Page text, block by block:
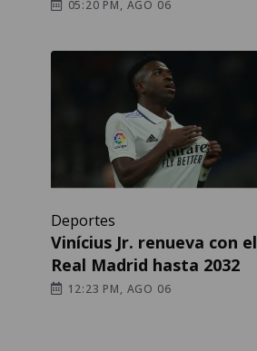
05:20 PM, AGO 06
Deportes
Vinícius Jr. renueva con el
Real Madrid hasta 2032
12:23 PM, AGO 06